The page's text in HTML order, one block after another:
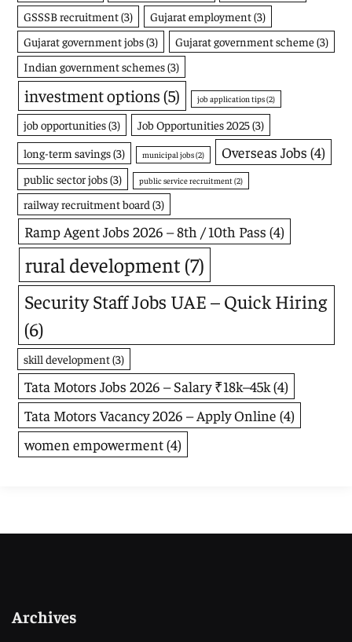
GSSSB recruitment(3) Gujarat employment(3)
Gujarat government jobs(3) Gujarat government scheme(3)
Indian government schemes(3)
investment options(5) job application tips(2)
job opportunities(3) Job Opportunities 2025(3)
long-term savings(3) municipal jobs(2) Overseas Jobs (4)
public sector jobs(3) public service recruitment (2)
railway recruitment board (3)
Ramp Agent Jobs 2026 – 8th / 10th Pass (4)
rural development (7)
Security Staff Jobs UAE – Quick Hiring
(6)
skill development(3)
Tata Motors Jobs 2026 – Salary ₹18k–45k(4)
Tata Motors Vacancy 2026 – Apply Online (4)
women empowerment(4)
Archives